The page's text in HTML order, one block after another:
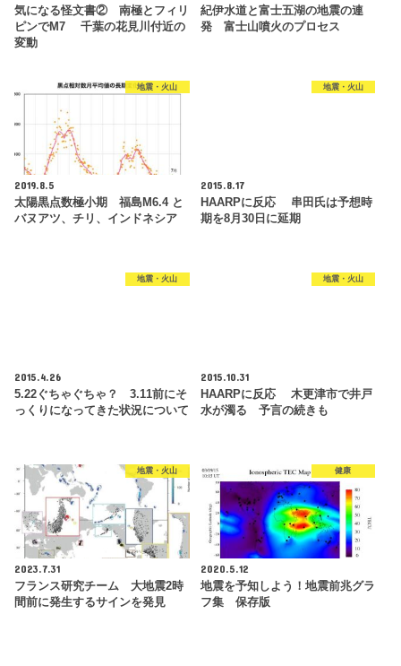
気になる怪文書② 南極とフィリ
ピンでM7 千葉の花見川付近の
変動
紀伊水道と富士五湖の地震の連
発 富士山噴火のプロセス
地震・火山
2019.8.5
太陽黒点数極小期 福島M6.4 と
バヌアツ、チリ、インドネシア
地震・火山
2015.8.17
HAARPに反応 串田氏は予想時
期を8月30日に延期
地震・火山
2015.4.26
5.22ぐちゃぐちゃ？ 3.11前にそ
っくりになってきた状況について
地震・火山
2015.10.31
HAARPに反応 木更津市で井戸
水が濁る 予言の続きも
地震・火山
2023.7.31
フランス研究チーム 大地震2時
間前に発生するサインを発見
健康
2020.5.12
地震を予知しよう！地震前兆グラ
フ集 保存版